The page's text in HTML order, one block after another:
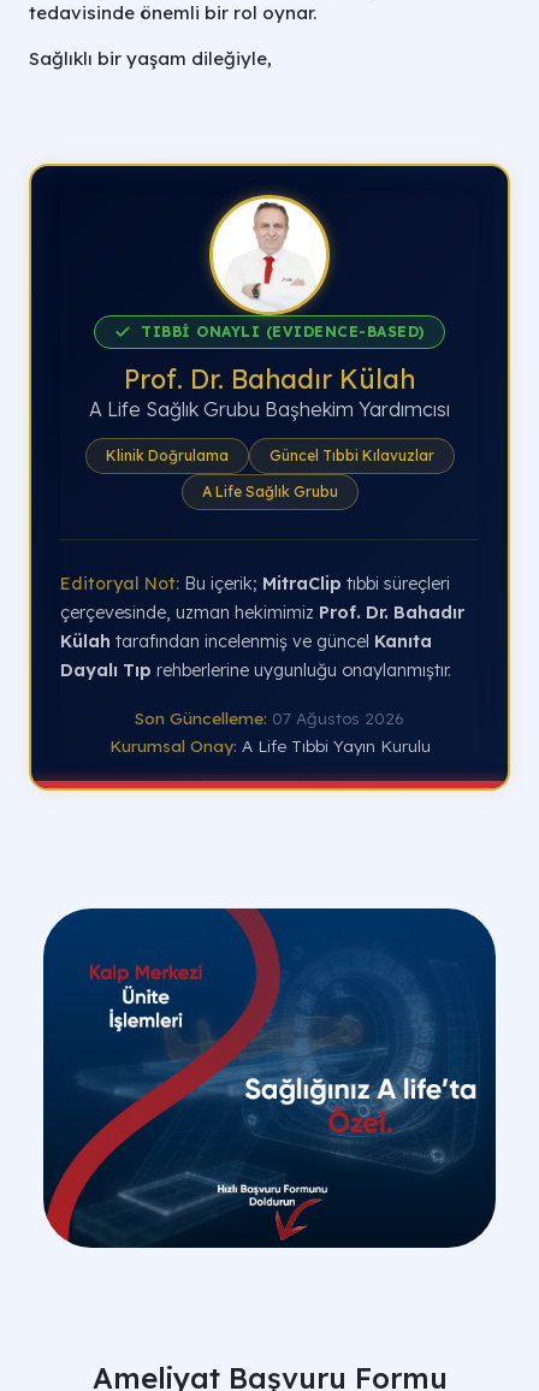
tedavisinde önemli bir rol oynar.
Sağlıklı bir yaşam dileğiyle,
TIBBİ ONAYLI (EVIDENCE-BASED)
Prof. Dr. Bahadır Külah
A Life Sağlık Grubu Başhekim Yardımcısı
Klinik Doğrulama
Güncel Tıbbi Kılavuzlar
A Life Sağlık Grubu
Editoryal Not: Bu içerik; MitraClip tıbbi süreçleri
çerçevesinde, uzman hekimimiz Prof. Dr. Bahadır
Külah tarafından incelenmiş ve güncel Kanıta
Dayalı Tıp rehberlerine uygunluğu onaylanmıştır.
Son Güncelleme: 07 Ağustos 2026
Kurumsal Onay: A Life Tıbbi Yayın Kurulu
Ameliyat Başvuru Formu